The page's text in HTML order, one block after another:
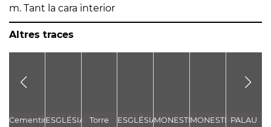
m. Tant la cara interior
Altres traces
CementiriESGLÉSIA
Torre
ESGLÉSIAMONESTIRMONESTIRPALAU